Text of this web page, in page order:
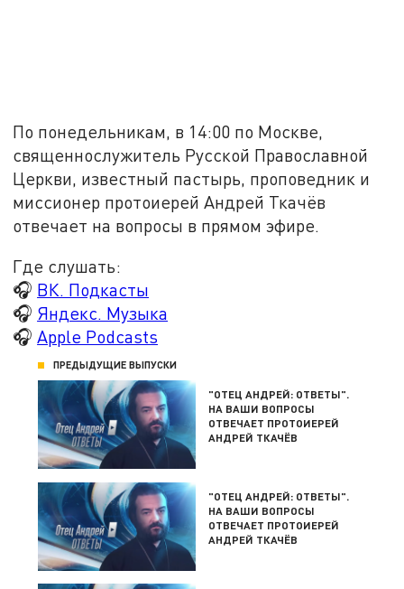
По понедельникам, в 14:00 по Москве,
священнослужитель Русской Православной
Церкви, известный пастырь, проповедник и
миссионер протоиерей Андрей Ткачёв
отвечает на вопросы в прямом эфире.
Где слушать:
🎧 ВК. Подкасты
🎧 Яндекс. Музыка
🎧Apple Podcasts
ПРЕДЫДУЩИЕ ВЫПУСКИ
"ОТЕЦ АНДРЕЙ: ОТВЕТЫ".
НА ВАШИ ВОПРОСЫ
ОТВЕЧАЕТ ПРОТОИЕРЕЙ
АНДРЕЙ ТКАЧЁВ
"ОТЕЦ АНДРЕЙ: ОТВЕТЫ".
НА ВАШИ ВОПРОСЫ
ОТВЕЧАЕТ ПРОТОИЕРЕЙ
АНДРЕЙ ТКАЧЁВ